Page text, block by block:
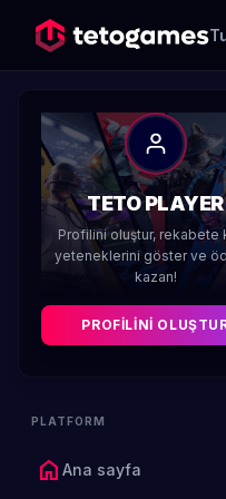
TETO PLAYER
Profilini oluştur, rekabete
yeteneklerini göster ve
kazan!
PROFILINI
PLATFORM
home Ana sayfa